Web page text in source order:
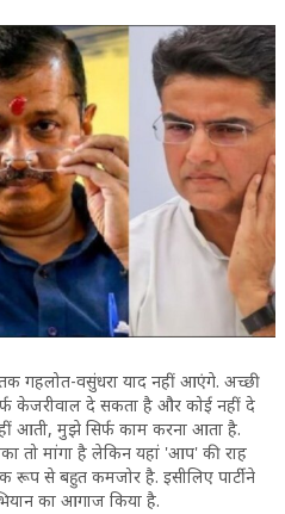
गहलोत-वसुंधरा याद नहीं आएंगे. अच्छी
केजरीवाल दे सकता है और कोई नहीं दे
आती, मुझे सिर्फ काम करना आता है.
तो मांगा है लेकिन यहां 'आप' की राह
रूप से बहुत कमजोर है. इसीलिए पार्टी ने
का आगाज किया है.